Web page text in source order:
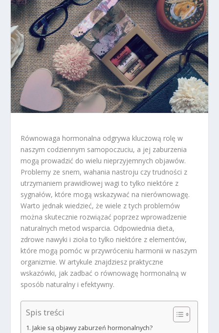
Równowaga hormonalna odgrywa kluczową rolę w
naszym codziennym samopoczuciu, a jej zaburzenia
mogą prowadzić do wielu nieprzyjemnych objawów.
Problemy ze snem, wahania nastroju czy trudności z
utrzymaniem prawidłowej wagi to tylko niektóre z
sygnałów, które mogą wskazywać na nierównowagę.
Warto jednak wiedzieć, że wiele z tych problemów
można skutecznie rozwiązać poprzez wprowadzenie
naturalnych metod wsparcia. Odpowiednia dieta,
zdrowe nawyki i zioła to tylko niektóre z elementów,
które mogą pomóc w przywróceniu harmonii w naszym
organizmie. W artykule znajdziesz praktyczne
wskazówki, jak zadbać o równowagę hormonalną w
sposób naturalny i efektywny.
Spis treści
Jakie są objawy zaburzeń hormonalnych?